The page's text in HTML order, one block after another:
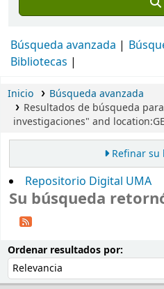
Búsqueda avanzada
Bibliotecas
Inicio
Búsqueda avanzada
Resultados de búsqueda
investigaciones" and
Refinar su
Repositorio Digital UMA
Su búsqueda
Ordenar resultados por: